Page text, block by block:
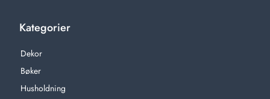
Kategorier
Dekor
Bøker
Husholdning